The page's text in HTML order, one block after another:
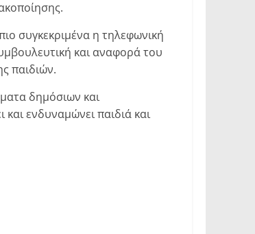
συγκεκριμένα η τηλεφωνική
και αναφορά του
παιδιών.
δημόσιων και
ενδυναμώνει παιδιά και